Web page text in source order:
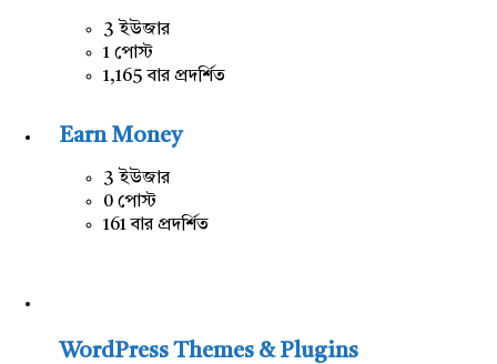
3 ইউজার
1 পোস্ট
1,165 বার প্রদর্শিত
Earn Money
3 ইউজার
0 পোস্ট
161 বার প্রদর্শিত
WordPress Themes & Plugins